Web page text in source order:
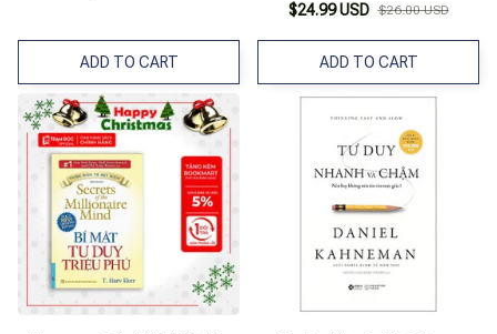
ADD TO CART
$24.99 USD $26.00 USD
ADD TO CART